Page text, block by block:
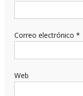
Correo electrónico *
Web